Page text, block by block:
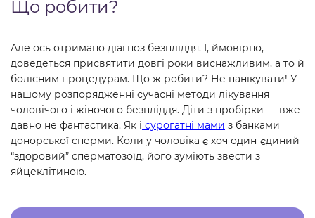
Що робити?
Але ось отримано діагноз безпліддя. І, ймовірно,
доведеться присвятити довгі роки виснажливим, а то й
болісним процедурам. Що ж робити? Не панікувати! У
нашому розпорядженні сучасні методи лікування
чоловічого і жіночого безпліддя. Діти з пробірки — вже
давно не фантастика. Як і сурогатні мами з банками
донорської сперми. Коли у чоловіка є хоч один-єдиний
“здоровий” сперматозоїд, його зуміють звести з
яйцеклітиною.